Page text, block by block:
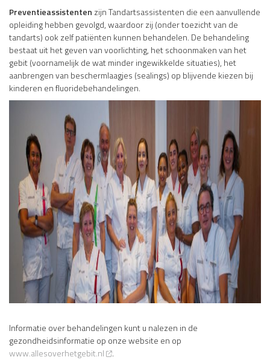
Preventieassistenten zijn Tandartsassistenten die een aanvullende
opleiding hebben gevolgd, waardoor zij (onder toezicht van de
tandarts) ook zelf patiënten kunnen behandelen. De behandeling
bestaat uit het geven van voorlichting, het schoonmaken van het
gebit (voornamelijk de wat minder ingewikkelde situaties), het
aanbrengen van beschermlaagjes (sealings) op blijvende kiezen bij
kinderen en fluoridebehandelingen.
Informatie over behandelingen kunt u nalezen in de
gezondheidsinformatie op onze website en op
www.allesoverhetgebit.nl
.